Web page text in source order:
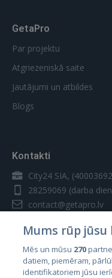
GetaPro
Par projektu
Atgriezeniskā saite
Jautājumi un atbildes
Blogs
Kontakti
City24 SIA,
28259069 (darba
contact@getapro.lv
Valstis
Mums rūp
Mēs un mūsu 270
datiem, piemēram,
identifikatoriem jūsu